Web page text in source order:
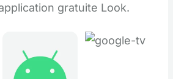
gratuite Look.